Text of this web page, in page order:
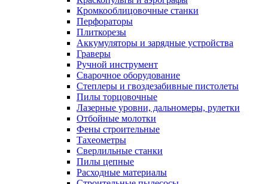
Кромкооблицовочные станки
Перфораторы
Плиткорезы
Аккумуляторы и зарядные устройства
Граверы
Ручной инструмент
Сварочное оборудование
Степлеры и гвоздезабивные пистолеты
Пилы торцовочные
Лазерные уровни, дальномеры, рулетки
Отбойные молотки
Фены строительные
Тахеометры
Сверлильные станки
Пилы цепные
Расходные материалы